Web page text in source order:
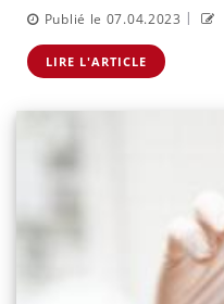
Publié le 07.04.2023 |
LIRE L'ARTICLE